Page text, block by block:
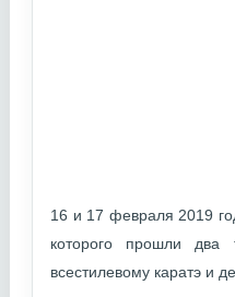
16 и 17 февраля 2019
которого прошли два
всестилевому каратэ и